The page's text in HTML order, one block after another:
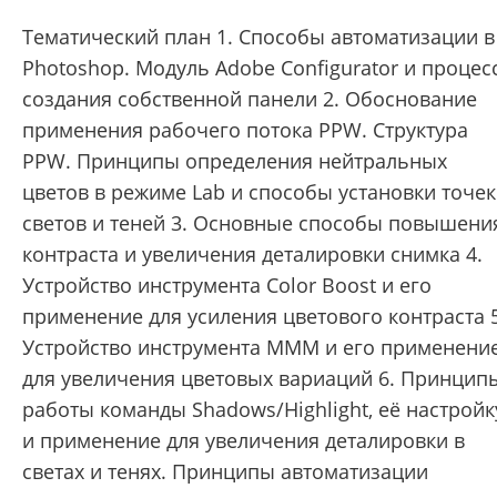
Tематический план 1. Способы автоматизации в
Photoshop. Модуль Adobe Configurator и
создания собственной панели 2. Обоснование
применения рабочего потока PPW. Структура
PPW. Принципы определения нейтральных
цветов в режиме Lab и способы установки точек
светов и теней 3. Основные способы
контраста и увеличения деталировки снимка 4.
Устройство инструмента Color Boost и его
применение для усиления цветового контраста
Устройство инструмента МММ и его
для увеличения цветовых вариаций 6.
работы команды Shadows/Highlight, её
и применение для увеличения деталировки в
светах и тенях. Принципы автоматизации